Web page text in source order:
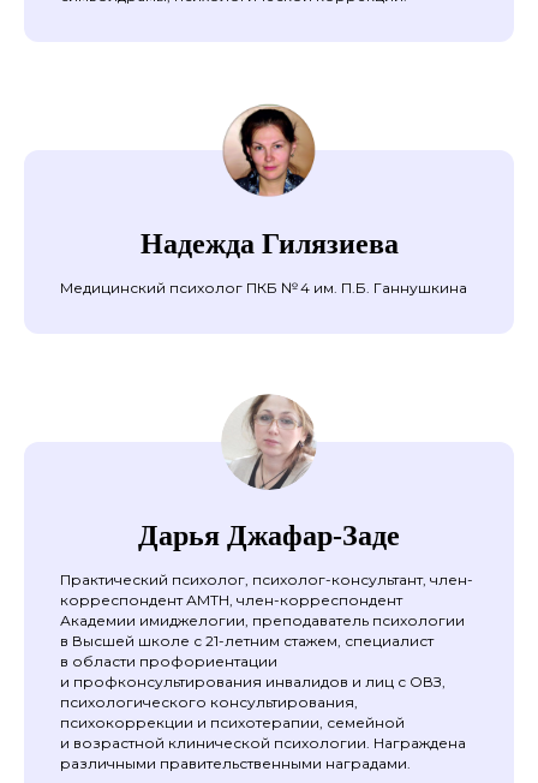
Надежда Гилязиева
Медицинский психолог ПКБ № 4 им. П.Б. Ганнушкина
Дарья Джафар-Заде
Практический психолог, психолог-консультант, член-
корреспондент АМТН, член-корреспондент
Академии имиджелогии, преподаватель психологии
в Высшей школе с 21-летним стажем, специалист
в области профориентации
и профконсультирования инвалидов и лиц с ОВЗ,
психологического консультирования,
психокоррекции и психотерапии, семейной
и возрастной клинической психологии. Награждена
различными правительственными наградами.